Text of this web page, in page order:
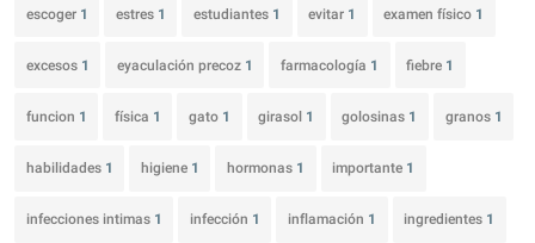
escoger 1 estres 1 estudiantes 1 evitar 1 examen físico 1
excesos 1 eyaculación precoz 1 farmacología 1 fiebre 1
funcion 1 física 1 gato 1 girasol 1 golosinas 1 granos 1
habilidades 1 higiene 1 hormonas 1 importante 1
infecciones intimas 1 infección 1 inflamación 1 ingredientes 1